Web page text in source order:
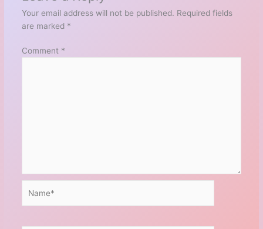
Your email address will not be published. Required fields
are marked *
Comment *